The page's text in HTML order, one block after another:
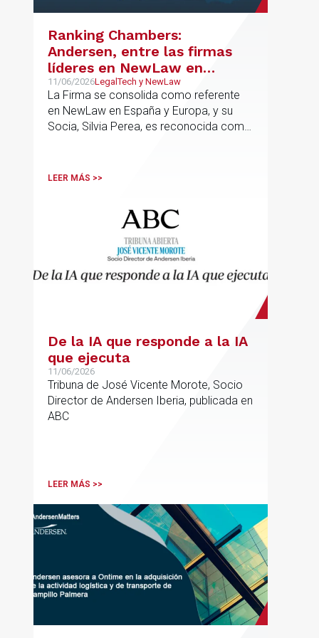
Ranking Chambers:
Andersen, entre las firmas
líderes en NewLaw en
España y Europa
11/06/2026LegalTech y NewLaw
La Firma se consolida como referente
en NewLaw en España y Europa, y su
Socia, Silvia Perea, es reconocida como
LEER MÁS >>
De la IA que responde a la IA
que ejecuta
11/06/2026
Tribuna de José Vicente Morote, Socio
Director de Andersen Iberia, publicada en
ABC
LEER MÁS >>